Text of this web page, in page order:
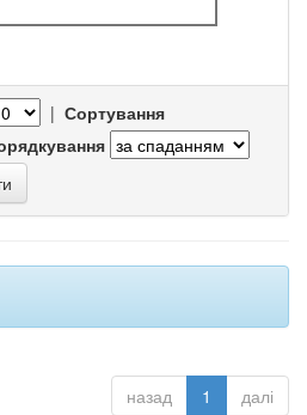
| Сортування
назад 1 далі